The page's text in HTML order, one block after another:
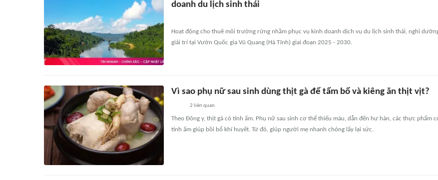
doanh du lịch sinh thái
Hoạt động cho thuê môi trường rừng nhằm phục vụ kinh doanh dịch vụ du lịch sinh thái, nghỉ
giải trí tại Vườn Quốc gia Vũ Quang (Hà Tĩnh) giai đoạn 2025 - 2030.
Vì sao phụ nữ sau sinh dùng thịt gà để tẩm bổ và kiêng ăn thịt vịt?
2 liên quan
Theo Đông y, thịt gà có tính ấm. Phụ nữ sau sinh cơ thể thiếu máu, dẫn đến hư hàn, các thực phẩm
tính ấm giúp bồi bổ khí huyết. Từ đó, giúp người mẹ nhanh chóng lấy lại sức.